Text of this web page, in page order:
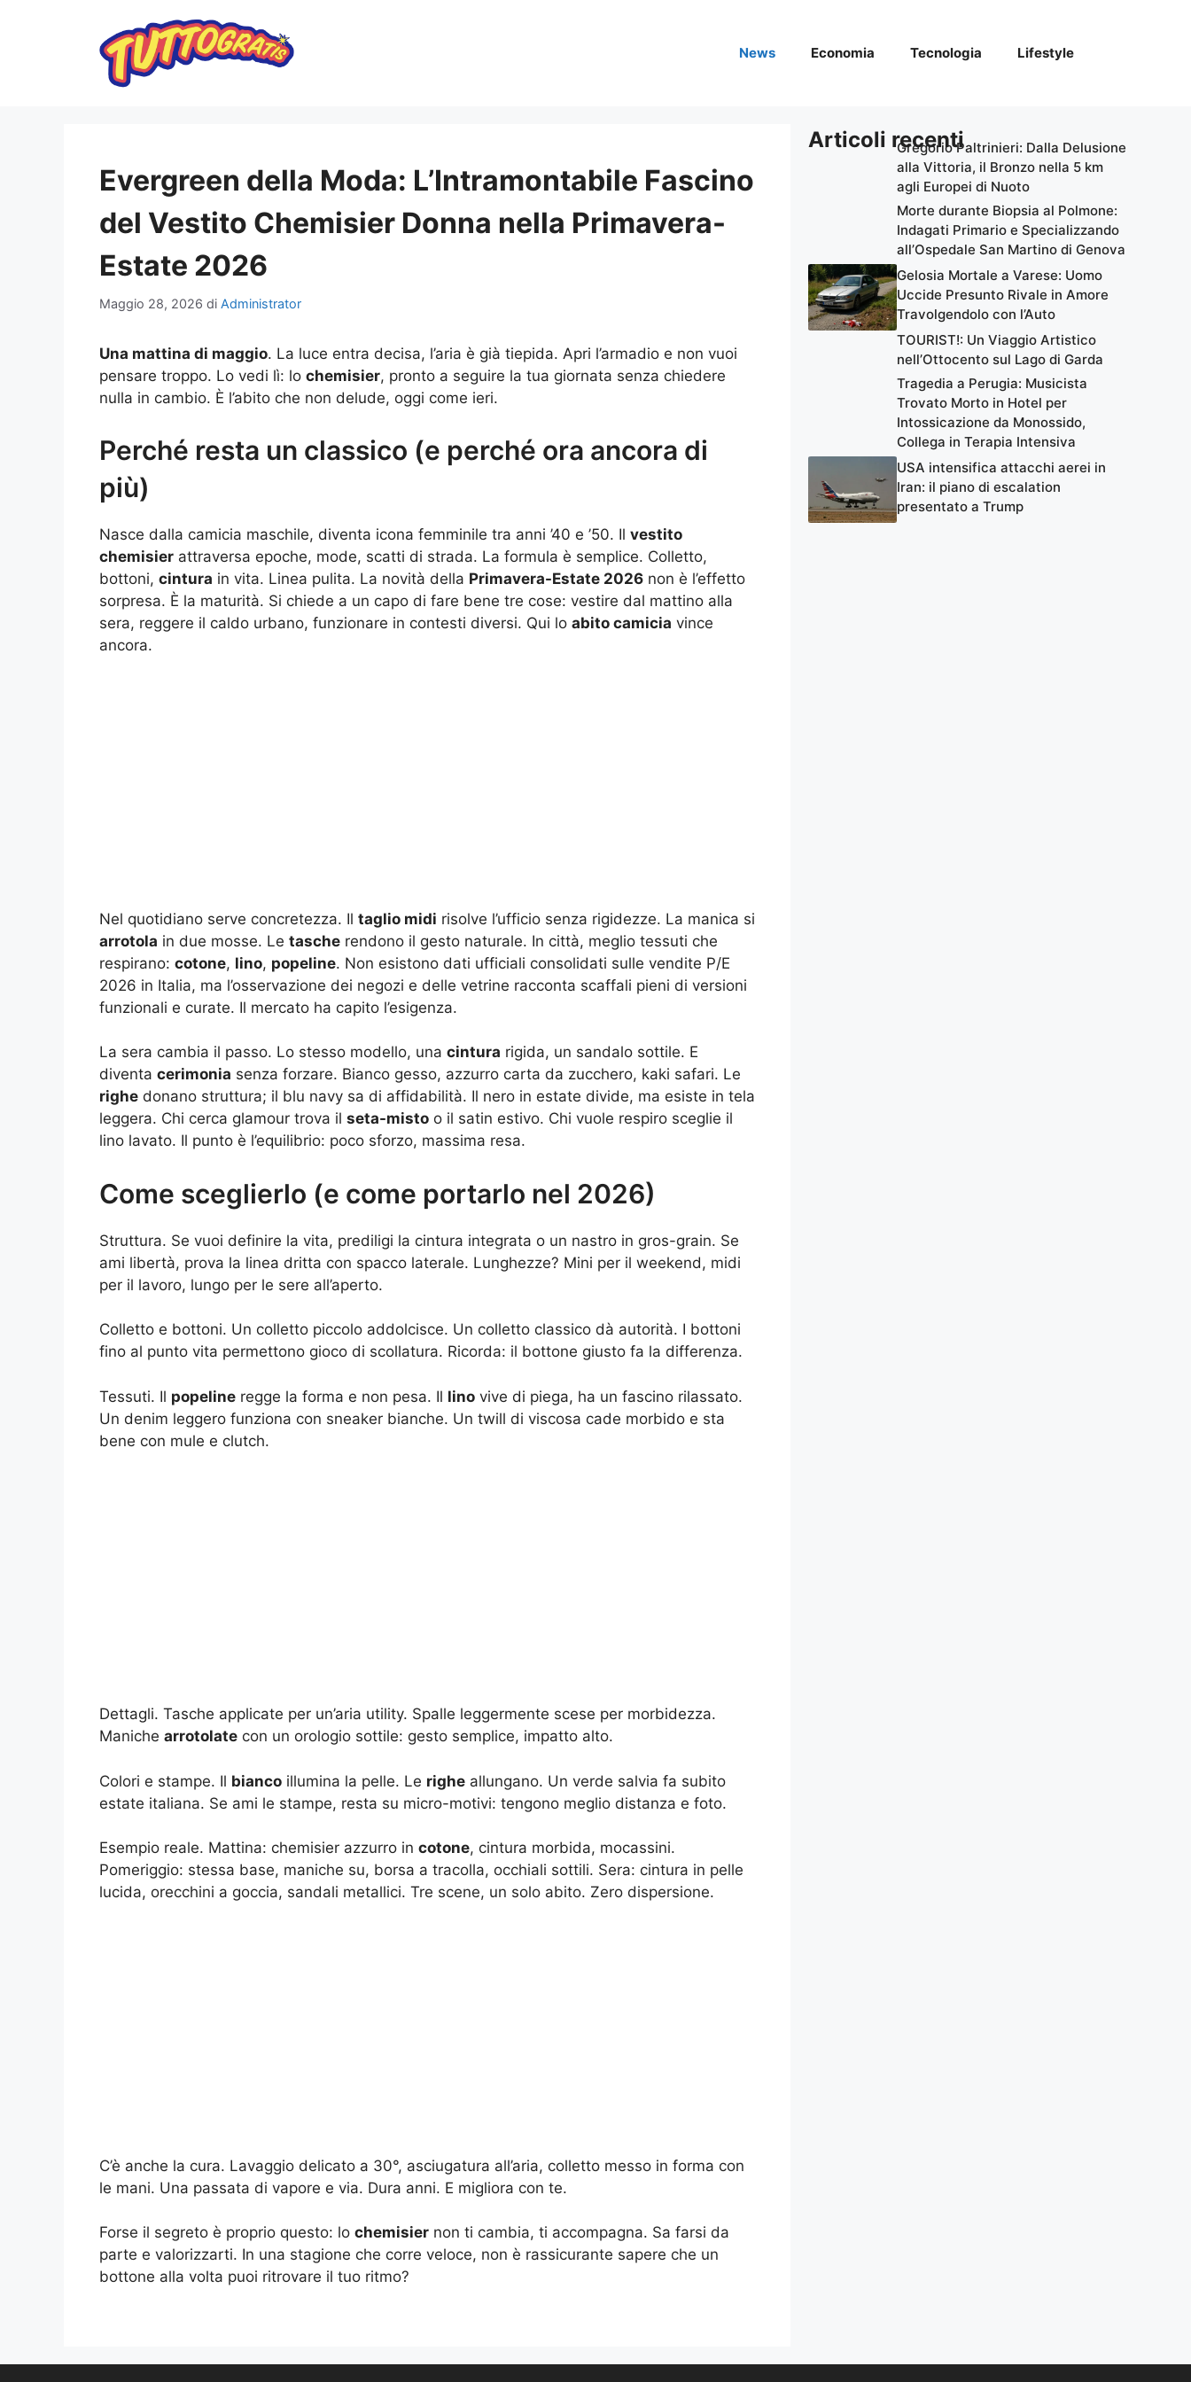
News Economia Tecnologia Lifestyle
Evergreen della Moda: L’Intramontabile Fascino
del Vestito Chemisier Donna nella Primavera-
Estate 2026
Maggio 28, 2026 di Administrator
Una mattina di maggio. La luce entra decisa, l’aria è già tiepida. Apri l’armadio e non vuoi
pensare troppo. Lo vedi lì: lo chemisier, pronto a seguire la tua giornata senza chiedere
nulla in cambio. È l’abito che non delude, oggi come ieri.
Perché resta un classico (e perché ora ancora di
più)
Nasce dalla camicia maschile, diventa icona femminile tra anni ’40 e ’50. Il vestito
chemisier attraversa epoche, mode, scatti di strada. La formula è semplice. Colletto,
bottoni, cintura in vita. Linea pulita. La novità della Primavera-Estate 2026 non è l’effetto
sorpresa. È la maturità. Si chiede a un capo di fare bene tre cose: vestire dal mattino alla
sera, reggere il caldo urbano, funzionare in contesti diversi. Qui lo abito camicia vince
ancora.
Nel quotidiano serve concretezza. Il taglio midi risolve l’ufficio senza rigidezze. La manica si
arrotola in due mosse. Le tasche rendono il gesto naturale. In città, meglio tessuti che
respirano: cotone, lino, popeline. Non esistono dati ufficiali consolidati sulle vendite P/E
2026 in Italia, ma l’osservazione dei negozi e delle vetrine racconta scaffali pieni di versioni
funzionali e curate. Il mercato ha capito l’esigenza.
La sera cambia il passo. Lo stesso modello, una cintura rigida, un sandalo sottile. E
diventa cerimonia senza forzare. Bianco gesso, azzurro carta da zucchero, kaki safari. Le
righe donano struttura; il blu navy sa di affidabilità. Il nero in estate divide, ma esiste in tela
leggera. Chi cerca glamour trova il seta-misto o il satin estivo. Chi vuole respiro sceglie il
lino lavato. Il punto è l’equilibrio: poco sforzo, massima resa.
Come sceglierlo (e come portarlo nel 2026)
Struttura. Se vuoi definire la vita, prediligi la cintura integrata o un nastro in gros-grain. Se
ami libertà, prova la linea dritta con spacco laterale. Lunghezze? Mini per il weekend, midi
per il lavoro, lungo per le sere all’aperto.
Colletto e bottoni. Un colletto piccolo addolcisce. Un colletto classico dà autorità. I bottoni
fino al punto vita permettono gioco di scollatura. Ricorda: il bottone giusto fa la differenza.
Tessuti. Il popeline regge la forma e non pesa. Il lino vive di piega, ha un fascino rilassato.
Un denim leggero funziona con sneaker bianche. Un twill di viscosa cade morbido e sta
bene con mule e clutch.
Dettagli. Tasche applicate per un’aria utility. Spalle leggermente scese per morbidezza.
Maniche arrotolate con un orologio sottile: gesto semplice, impatto alto.
Colori e stampe. Il bianco illumina la pelle. Le righe allungano. Un verde salvia fa subito
estate italiana. Se ami le stampe, resta su micro-motivi: tengono meglio distanza e foto.
Esempio reale. Mattina: chemisier azzurro in cotone, cintura morbida, mocassini.
Pomeriggio: stessa base, maniche su, borsa a tracolla, occhiali sottili. Sera: cintura in pelle
lucida, orecchini a goccia, sandali metallici. Tre scene, un solo abito. Zero dispersione.
C’è anche la cura. Lavaggio delicato a 30°, asciugatura all’aria, colletto messo in forma con
le mani. Una passata di vapore e via. Dura anni. E migliora con te.
Forse il segreto è proprio questo: lo chemisier non ti cambia, ti accompagna. Sa farsi da
parte e valorizzarti. In una stagione che corre veloce, non è rassicurante sapere che un
bottone alla volta puoi ritrovare il tuo ritmo?
Articoli recentiGregorio Paltrinieri: Dalla Delusione
alla Vittoria, il Bronzo nella 5 km
agli Europei di Nuoto
Morte durante Biopsia al Polmone:
Indagati Primario e Specializzando
all’Ospedale San Martino di Genova
Gelosia Mortale a Varese: Uomo
Uccide Presunto Rivale in Amore
Travolgendolo con l’Auto
TOURIST!: Un Viaggio Artistico
nell’Ottocento sul Lago di Garda
Tragedia a Perugia: Musicista
Trovato Morto in Hotel per
Intossicazione da Monossido,
Collega in Terapia Intensiva
USA intensifica attacchi aerei in
Iran: il piano di escalation
presentato a Trump